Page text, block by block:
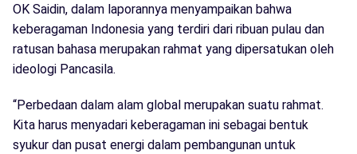
OK Saidin, dalam laporannya menyampaikan bahwa
keberagaman Indonesia yang terdiri dari ribuan pulau dan
ratusan bahasa merupakan rahmat yang dipersatukan oleh
ideologi Pancasila.
“Perbedaan dalam alam global merupakan suatu rahmat.
Kita harus menyadari keberagaman ini sebagai bentuk
syukur dan pusat energi dalam pembangunan untuk